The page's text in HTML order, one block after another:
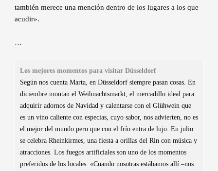
también merece una mención dentro de los lugares a los que
acudir».
…
Los mejores momentos para visitar Düsseldorf
Según nos cuenta Marta, en Düsseldorf siempre pasan cosas. En
diciembre montan el Weihnachtsmarkt, el mercadillo ideal para
adquirir adornos de Navidad y calentarse con el Glühwein que
es un vino caliente con especias, cuyo sabor, nos advierten, no es
el mejor del mundo pero que con el frío entra de lujo. En julio
se celebra Rheinkirmes, una fiesta a orillas del Rin con música y
atracciones. Los fuegos artificiales son uno de los momentos
preferidos de los locales. «Cuando nosotras estábamos allí –nos